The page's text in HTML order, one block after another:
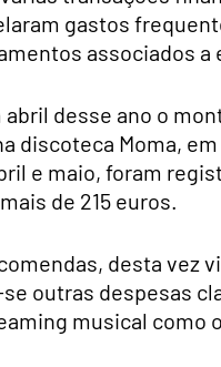
gastos
associados a
abril desse ano o
discoteca Moma,
e maio, foram
de 215 euros.
desta vez
outras despesas
musical como